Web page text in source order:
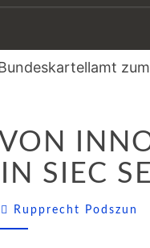
VON
INNOVATION:
KANN
DAS
EIN
SIEC
Rupprecht Podszun